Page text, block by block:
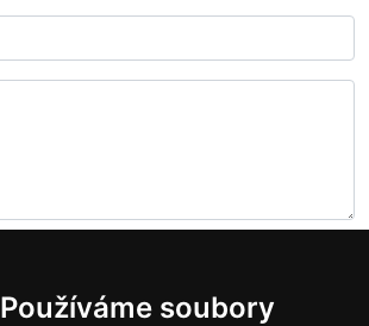
Používáme soubory